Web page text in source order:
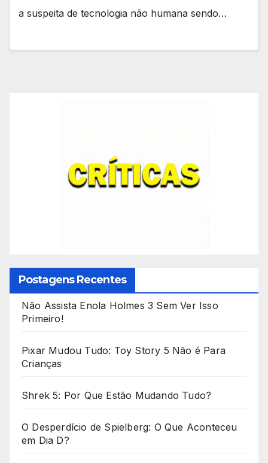
a suspeita de tecnologia não humana sendo…
Postagens Recentes
Não Assista Enola Holmes 3 Sem Ver Isso
Primeiro!
Pixar Mudou Tudo: Toy Story 5 Não é Para
Crianças
Shrek 5: Por Que Estão Mudando Tudo?
O Desperdício de Spielberg: O Que Aconteceu
em Dia D?